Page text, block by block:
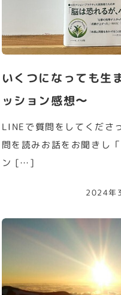
いくつになっても生
ッション感想〜
LINEで質問をしてくださ
問を読みお話をお聞きし
ン […]
2024年